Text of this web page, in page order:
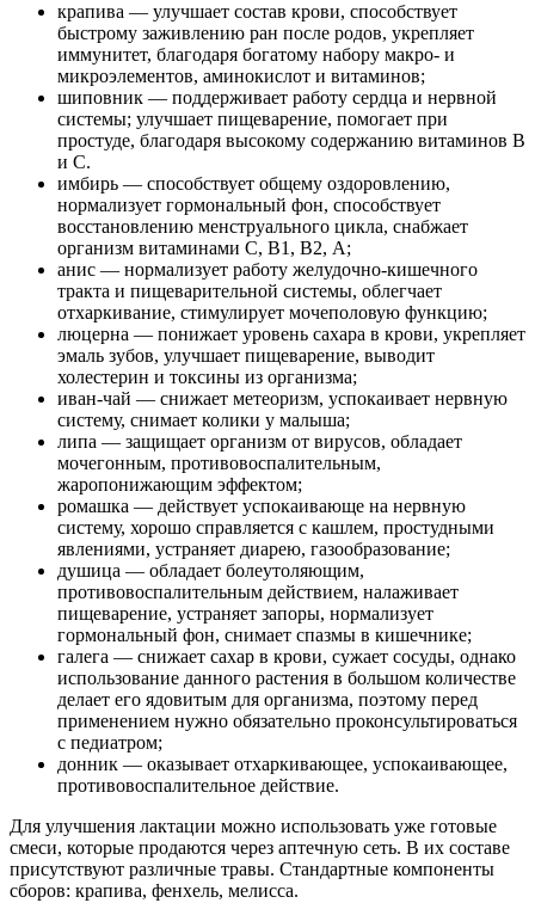
крапива — улучшает состав крови, способствует
быстрому заживлению ран после родов, укрепляет
иммунитет, благодаря богатому набору макро- и
микроэлементов, аминокислот и витаминов;
шиповник — поддерживает работу сердца и нервной
системы; улучшает пищеварение, помогает при
простуде, благодаря высокому содержанию витаминов В
и С.
имбирь — способствует общему оздоровлению,
нормализует гормональный фон, способствует
восстановлению менструального цикла, снабжает
организм витаминами С, В1, В2, А;
анис — нормализует работу желудочно-кишечного
тракта и пищеварительной системы, облегчает
отхаркивание, стимулирует мочеполовую функцию;
люцерна — понижает уровень сахара в крови, укрепляет
эмаль зубов, улучшает пищеварение, выводит
холестерин и токсины из организма;
иван-чай — снижает метеоризм, успокаивает нервную
систему, снимает колики у малыша;
липа — защищает организм от вирусов, обладает
мочегонным, противовоспалительным,
жаропонижающим эффектом;
ромашка — действует успокаивающе на нервную
систему, хорошо справляется с кашлем, простудными
явлениями, устраняет диарею, газообразование;
душица — обладает болеутоляющим,
противовоспалительным действием, налаживает
пищеварение, устраняет запоры, нормализует
гормональный фон, снимает спазмы в кишечнике;
галега — снижает сахар в крови, сужает сосуды, однако
использование данного растения в большом количестве
делает его ядовитым для организма, поэтому перед
применением нужно обязательно проконсультироваться
с педиатром;
донник — оказывает отхаркивающее, успокаивающее,
противовоспалительное действие.
Для улучшения лактации можно использовать уже готовые
смеси, которые продаются через аптечную сеть. В их составе
присутствуют различные травы. Стандартные компоненты
сборов: крапива, фенхель, мелисса.